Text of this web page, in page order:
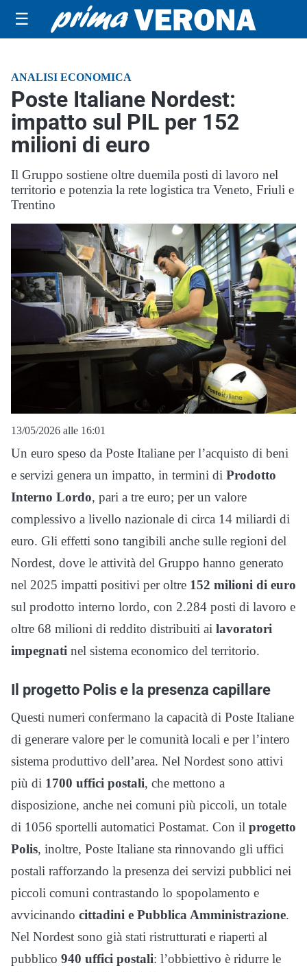
☰
ANALISI ECONOMICA
Poste Italiane Nordest:
impatto sul PIL per 152
milioni di euro
Il Gruppo sostiene oltre duemila posti di lavoro nel
territorio e potenzia la rete logistica tra Veneto, Friuli e
Trentino
13/05/2026 alle 16:01
Un euro speso da Poste Italiane per l’acquisto di beni
e servizi genera un impatto, in termini di Prodotto
Interno Lordo, pari a tre euro; per un valore
complessivo a livello nazionale di circa 14 miliardi di
euro. Gli effetti sono tangibili anche sulle regioni del
Nordest, dove le attività del Gruppo hanno generato
nel 2025 impatti positivi per oltre 152 milioni di euro
sul prodotto interno lordo, con 2.284 posti di lavoro e
oltre 68 milioni di reddito distribuiti ai lavoratori
impegnati nel sistema economico del territorio.
Il progetto Polis e la presenza capillare
Questi numeri confermano la capacità di Poste Italiane
di generare valore per le comunità locali e per l’intero
sistema produttivo dell’area. Nel Nordest sono attivi
più di 1700 uffici postali, che mettono a
disposizione, anche nei comuni più piccoli, un totale
di 1056 sportelli automatici Postamat. Con il progetto
Polis, inoltre, Poste Italiane sta rinnovando gli uffici
postali rafforzando la presenza dei servizi pubblici nei
piccoli comuni contrastando lo spopolamento e
avvicinando cittadini e Pubblica Amministrazione.
Nel Nordest sono già stati ristrutturati e riaperti al
pubblico 940 uffici postali: l’obbiettivo è ridurre le